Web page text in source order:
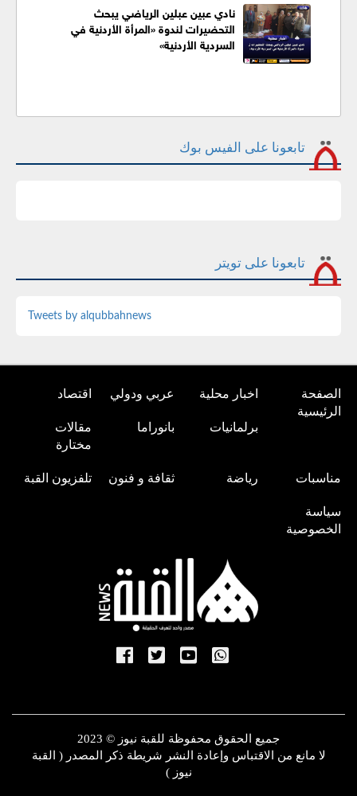
نادي عبين عبلين الرياضي يبحث
التحضيرات لندوة «المرأة الأردنية في
السردية الأردنية»
تابعونا على الفيس بوك
تابعونا على تويتر
Tweets by alqubbahnews
الصفحة
الرئيسية
اخبار محلية عربي ودولي اقتصاد
برلمانيات بانوراما
مقالات
مختارة
مناسبات رياضة ثقافة و فنون تلفزيون القبة
سياسة
الخصوصية
جميع الحقوق محفوظة للقبة نيوز © 2023
لا مانع من الاقتباس وإعادة النشر شريطة ذكر المصدر ( القبة
نيوز )